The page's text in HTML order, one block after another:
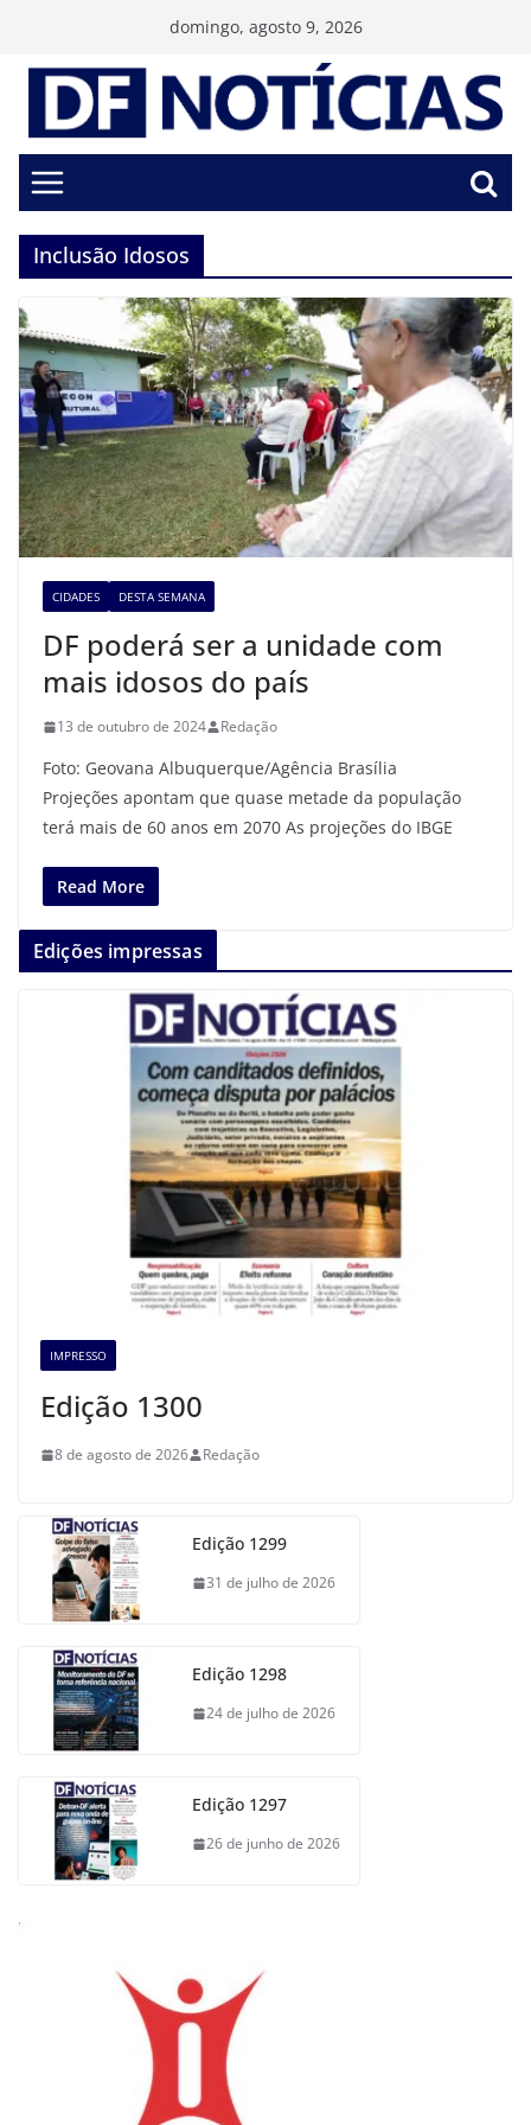
conteúdo
domingo, agosto 9, 2026
Inclusão Idosos
CIDADES DESTA SEMANA
DF poderá ser a unidade com
mais idosos do país
13 de outubro de 2024 Redação
Foto: Geovana Albuquerque/Agência Brasília
Projeções apontam que quase metade da população
terá mais de 60 anos em 2070 As projeções do IBGE
Read More
Edições impressas
IMPRESSO
Edição 1300
8 de agosto de 2026 Redação
Edição 1299
31 de julho de 2026
Edição 1298
24 de julho de 2026
Edição 1297
26 de junho de 2026